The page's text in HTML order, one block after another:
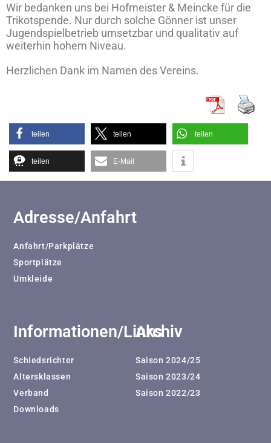
Wir bedanken uns bei Hofmeister & Meincke für die
Trikotspende. Nur durch solche Gönner ist unser
Jugendspielbetrieb umsetzbar und qualitativ auf
weiterhin hohem Niveau.
Herzlichen Dank im Namen des Vereins.
teilen teilen teilen
teilen E-Mail
Adresse/Anfahrt
Anfahrt/Parkplätze
Sportplätze
Umkleide
Informationen/Links
Schiedsrichter
Altersklassen
Verband
Downloads
Archiv
Saison 2024/25
Saison 2023/24
Saison 2022/23